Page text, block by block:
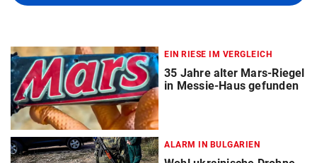
EIN RIESE IM VERGLEICH
35 Jahre alter Mars-Riegel
in Messie-Haus gefunden
ALARM IN BULGARIEN